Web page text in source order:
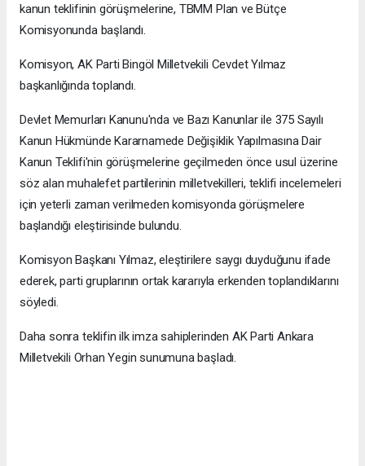
kanun teklifinin görüşmelerine, TBMM Plan ve Bütçe
Komisyonunda başlandı.
Komisyon, AK Parti Bingöl Milletvekili Cevdet Yılmaz
başkanlığında toplandı.
Devlet Memurları Kanunu'nda ve Bazı Kanunlar ile 375 Sayılı
Kanun Hükmünde Kararnamede Değişiklik Yapılmasına Dair
Kanun Teklifi'nin görüşmelerine geçilmeden önce usul üzerine
söz alan muhalefet partilerinin milletvekilleri, teklifi incelemeleri
için yeterli zaman verilmeden komisyonda görüşmelere
başlandığı eleştirisinde bulundu.
Komisyon Başkanı Yılmaz, eleştirilere saygı duyduğunu ifade
ederek, parti gruplarının ortak kararıyla erkenden toplandıklarını
söyledi.
Daha sonra teklifin ilk imza sahiplerinden AK Parti Ankara
Milletvekili Orhan Yegin sunumuna başladı.